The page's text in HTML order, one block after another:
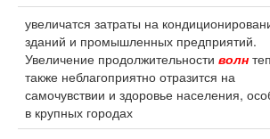
увеличатся затраты на
зданий и промышленных предприятий.
Увеличение продолжительности волн
также неблагоприятно отразится на
самочувствии и здоровье населения,
в крупных городах